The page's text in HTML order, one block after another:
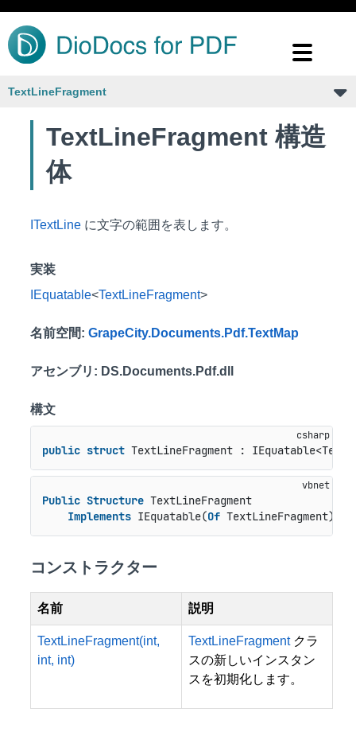
TextLineFragment
TextLineFragment 構造
体
ITextLine に文字の範囲を表します。
実装
IEquatable<TextLineFragment>
名前空間: GrapeCity.Documents.Pdf.TextMap
アセンブリ : DS.Documents.Pdf.dll
構文
public struct TextLineFragment :
Public Structure TextLineFragment
Implements IEquatable(Of TextLineFragment)
コンストラクター
名前 説明
TextLineFragment(int,
int, int)
TextLineFragmentクラ
スの新しいインスタン
スを初期化します。